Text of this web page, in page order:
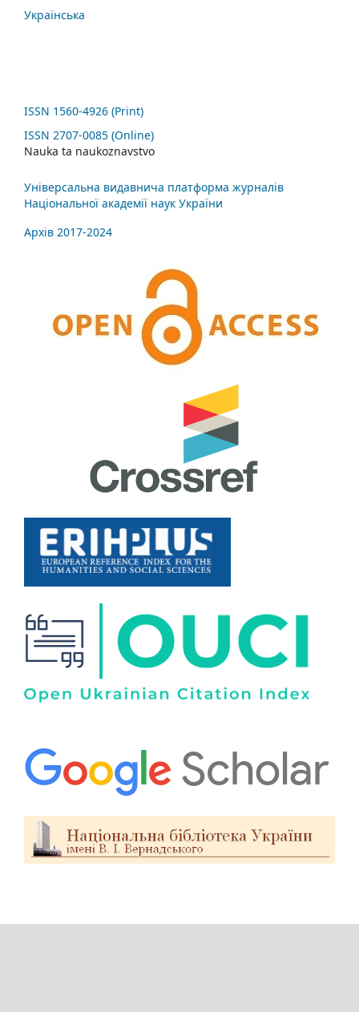
Українська
ISSN 1560-4926 (Print)
ISSN 2707-0085 (Online)
Nauka ta naukoznavstvo
Універсальна видавнича платформа журналів
Національної академії наук України
Архів 2017-2024